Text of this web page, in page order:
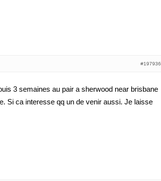
#197936
3 semaines au pair a sherwood near brisbane
Si ca interesse qq un de venir aussi. Je laisse